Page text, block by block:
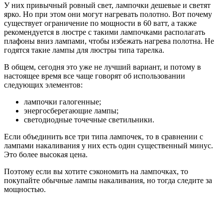
У них привычный ровный свет, лампочки дешевые и светят
ярко. Но при этом они могут нагревать полотно. Вот почему
существует ограничение по мощности в 60 ватт, а также
рекомендуется в люстре с такими лампочками располагать
плафоны вниз лампами, чтобы избежать нагрева полотна. Не
годятся такие лампы для люстры типа тарелка.
В общем, сегодня это уже не лучший вариант, и потому в
настоящее время все чаще говорят об использовании
следующих элементов:
лампочки галогенные;
энергосберегающие лампы;
светодиодные точечные светильники.
Если объединить все три типа лампочек, то в сравнении с
лампами накаливания у них есть один существенный минус.
Это более высокая цена.
Поэтому если вы хотите сэкономить на лампочках, то
покупайте обычные лампы накаливания, но тогда следите за
мощностью.